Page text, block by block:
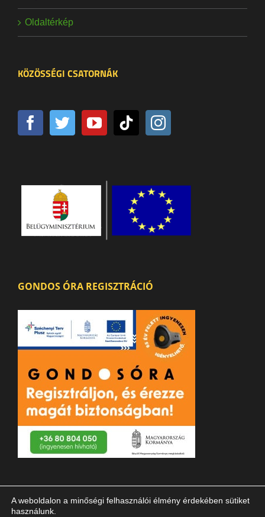
Oldaltérkép
KÖZÖSSÉGI CSATORNÁK
GONDOS ÓRA REGISZTRÁCIÓ
A weboldalon a minőségi felhasználói élmény érdekében sütiket
használunk.